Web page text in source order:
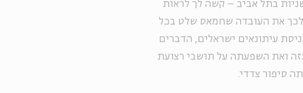
של 15 שניות בלבד בדרום, ו-90 שניות בתל אביב – קשה לך לראות
לכך את העובדה שחמאס שלט בכל
עיתונאים ישראלים, הדברים
ואת השפעתה על תושבי רצועת
סיפור צדדי.